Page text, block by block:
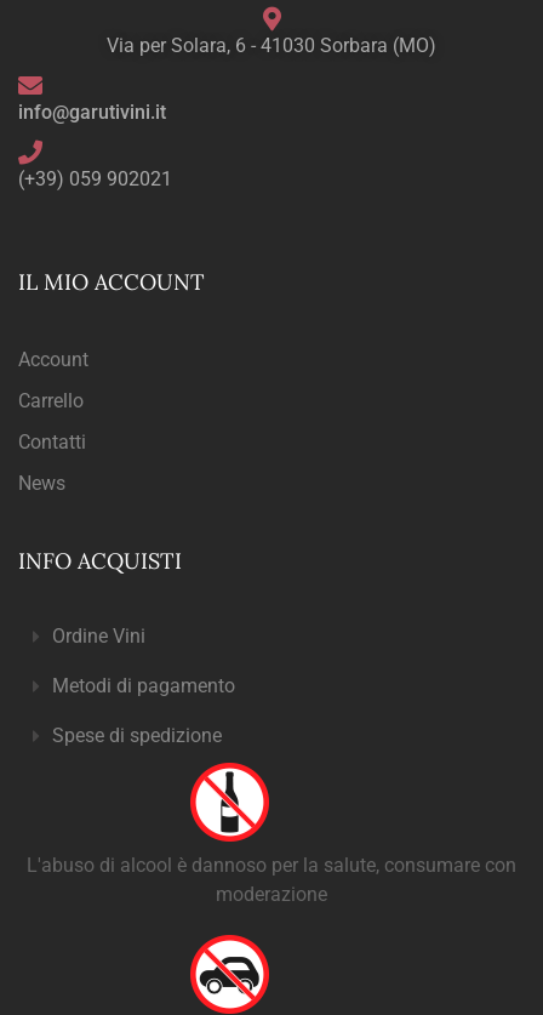
Via per Solara, 6 - 41030 Sorbara (MO)
info@garutivini.it
(+39) 059 902021
IL MIO ACCOUNT
Account
Carrello
Contatti
News
INFO ACQUISTI
Ordine Vini
Metodi di pagamento
Spese di spedizione
L'abuso di alcool è dannoso per la salute, consumare con
moderazione